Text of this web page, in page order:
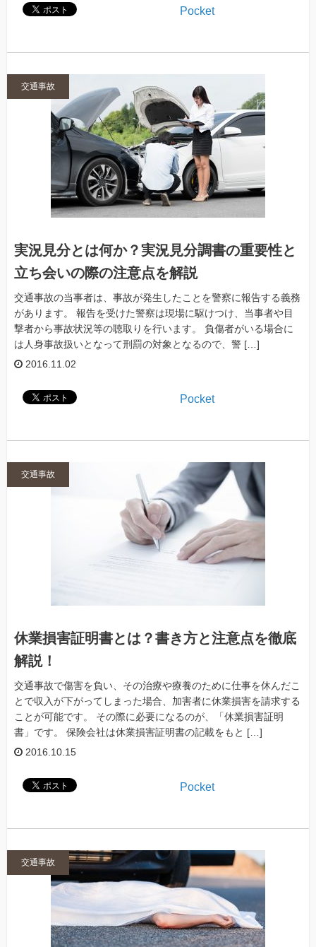
Pocket
交通事故
実況見分とは何か？実況見分調書の重要性と
立ち会いの際の注意点を解説
交通事故の当事者は、事故が発生したことを警察に報告する義務
があります。 報告を受けた警察は現場に駆けつけ、当事者や目
撃者から事故状況等の聴取りを行います。 負傷者がいる場合に
は人身事故扱いとなって刑罰の対象となるので、警 […]
2016.11.02
Pocket
交通事故
休業損害証明書とは？書き方と注意点を徹底
解説！
交通事故で傷害を負い、その治療や療養のために仕事を休んだこ
とで収入が下がってしまった場合、加害者に休業損害を請求する
ことが可能です。 その際に必要になるのが、「休業損害証明
書」です。 保険会社は休業損害証明書の記載をもと […]
2016.10.15
Pocket
交通事故